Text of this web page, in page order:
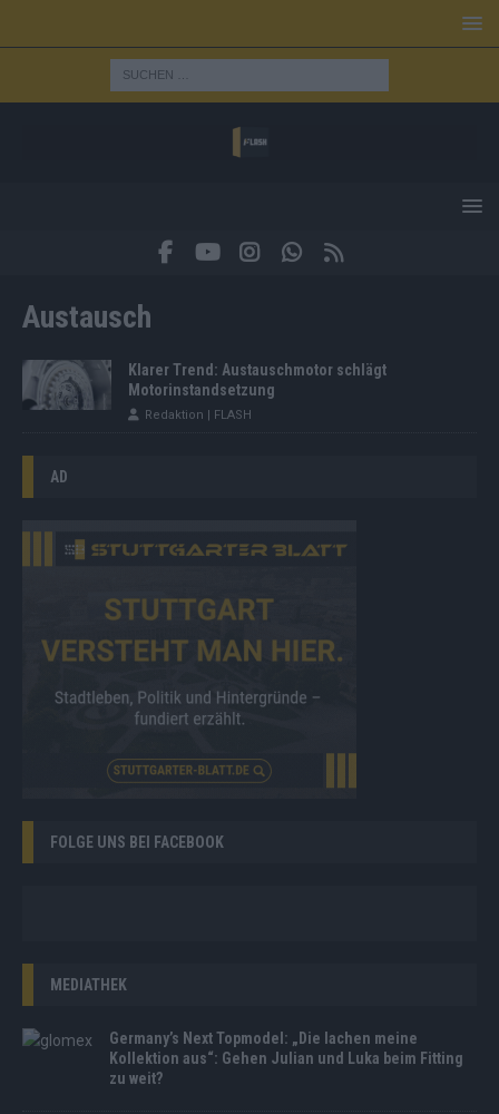
Austausch
Klarer Trend: Austauschmotor schlägt
Motorinstandsetzung
Redaktion | FLASH
AD
FOLGE UNS BEI FACEBOOK
MEDIATHEK
Germany’s Next Topmodel: „Die lachen meine
Kollektion aus“: Gehen Julian und Luka beim Fitting
zu weit?